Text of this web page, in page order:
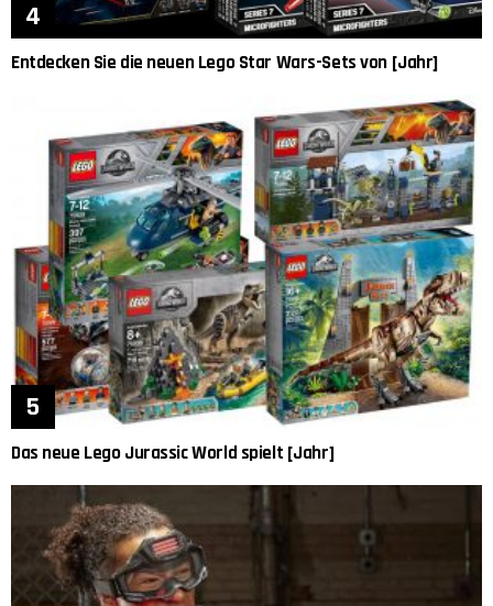
Entdecken Sie die neuen Lego Star Wars-Sets von [Jahr]
Das neue Lego Jurassic World spielt [Jahr]